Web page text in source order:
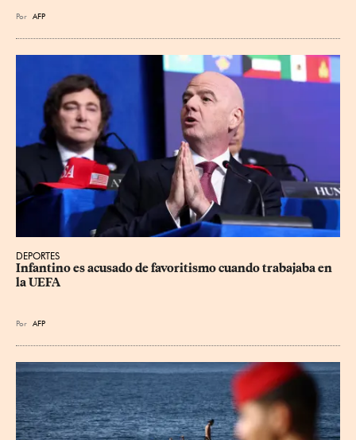
Por AFP
DEPORTES
Infantino es acusado de favoritismo cuando trabajaba en
la UEFA
Por AFP